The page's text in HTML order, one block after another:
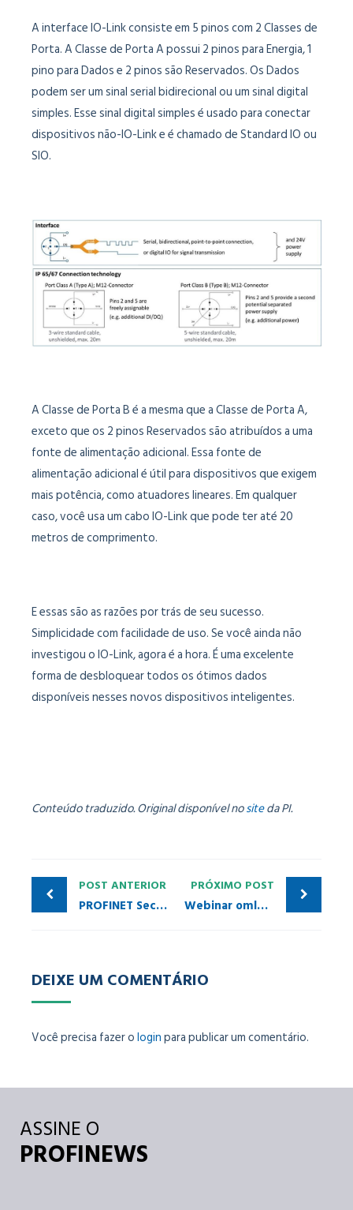
A interface IO-Link consiste em 5 pinos com 2 Classes de
Porta. A Classe de Porta A possui 2 pinos para Energia, 1
pino para Dados e 2 pinos são Reservados. Os Dados
podem ser um sinal serial bidirecional ou um sinal digital
simples. Esse sinal digital simples é usado para conectar
dispositivos não-IO-Link e é chamado de Standard IO ou
SIO.
A Classe de Porta B é a mesma que a Classe de Porta A,
exceto que os 2 pinos Reservados são atribuídos a uma
fonte de alimentação adicional. Essa fonte de
alimentação adicional é útil para dispositivos que exigem
mais potência, como atuadores lineares. Em qualquer
caso, você usa um cabo IO-Link que pode ter até 20
metros de comprimento.
E essas são as razões por trás de seu sucesso.
Simplicidade com facilidade de uso. Se você ainda não
investigou o IO-Link, agora é a hora. É uma excelente
forma de desbloquear todos os ótimos dados
disponíveis nesses novos dispositivos inteligentes.
Conteúdo traduzido. Original disponível nositeda PI.
POST ANTERIOR
PROFINET Security Classe 1 – pronto para o horário nobre
PRÓXIMO POST
Webinar omlox gratuito | em inglês
DEIXE UM COMENTÁRIO
Você precisa fazer ologinpara publicar um comentário.
ASSINE O
PROFINEWS